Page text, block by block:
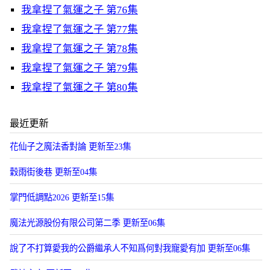
我拿捏了氣運之子 第76集
我拿捏了氣運之子 第77集
我拿捏了氣運之子 第78集
我拿捏了氣運之子 第79集
我拿捏了氣運之子 第80集
最近更新
花仙子之魔法香對論 更新至23集
穀雨街後巷 更新至04集
掌門低調點2026 更新至15集
魔法光源股份有限公司第二季 更新至06集
說了不打算愛我的公爵繼承人不知爲何對我寵愛有加 更新至06集